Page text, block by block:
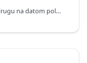
Umeće jednu tekstualnu vrednost u drugu na datom položaju.